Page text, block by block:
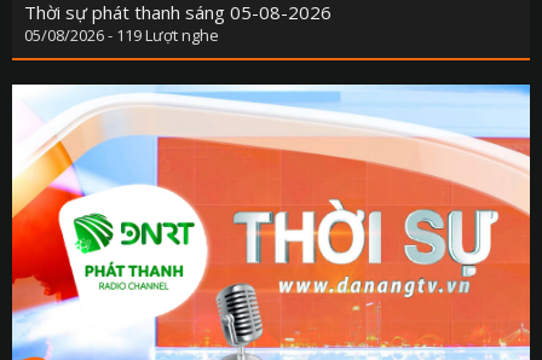
CHÍNH SÁCH - VĂN BẢN
VĂN HÓA - GIẢI
Y TẾ - GIÁO
GÓP Ý DỰ THẢO LUẬT ĐẤT ĐAI (SỬA
TIẾNG DÂN TỘC THIỂU
DÂN TỘC VÀ MIỀN NÚI TIẾNG CƠ
Thời sự phát thanh sáng 05-08-2026
05/08/2026 - 119 Lượt nghe